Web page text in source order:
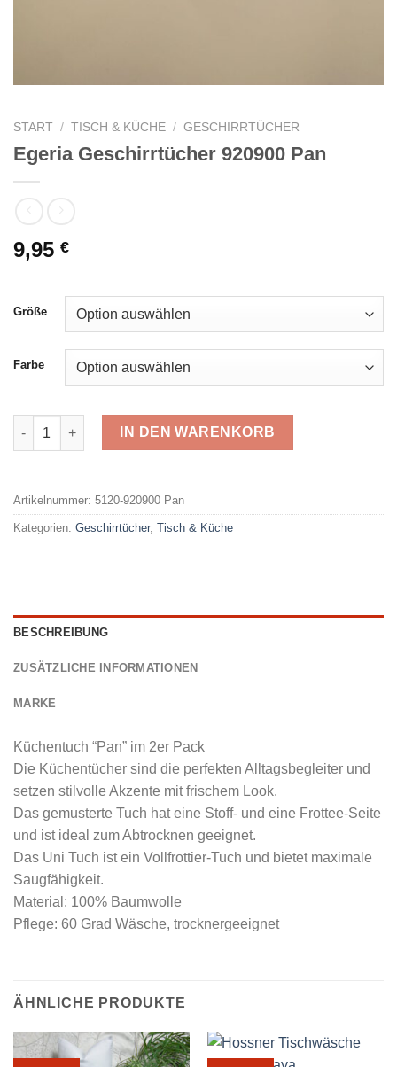
START / TISCH & KÜCHE / GESCHIRRTÜCHER
Egeria Geschirrtücher 920900 Pan
9,95 €
Größe
Farbe
Egeria Geschirrtücher 920900 Pan Menge
IN DEN WARENKORB
Artikelnummer: 5120-920900 Pan
Kategorien: Geschirrtücher, Tisch & Küche
BESCHREIBUNG
ZUSÄTZLICHE INFORMATIONEN
MARKE
Küchentuch “Pan” im 2er Pack
Die Küchentücher sind die perfekten Alltagsbegleiter und
setzen stilvolle Akzente mit frischem Look.
Das gemusterte Tuch hat eine Stoff- und eine Frottee-Seite
und ist ideal zum Abtrocknen geeignet.
Das Uni Tuch ist ein Vollfrottier-Tuch und bietet maximale
Saugfähigkeit.
Material: 100% Baumwolle
Pflege: 60 Grad Wäsche, trocknergeeignet
ÄHNLICHE PRODUKTE